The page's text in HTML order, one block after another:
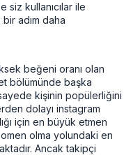
siz kullanıcılar ile
adım daha
beğeni oranı olan
bölümünde başka
kişinin popülerliğini
dolayı instagram
için en büyük etmen
olma yolundaki en
Ancak takipçi